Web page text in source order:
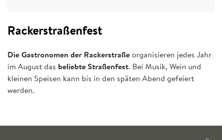
Rackerstraßenfest
Die Gastronomen der Rackerstraßeorganisieren jedes Jahr
im August das beliebte Straßenfest. Bei Musik, Wein und
kleinen Speisen kann bis in den späten Abend gefeiert
werden.